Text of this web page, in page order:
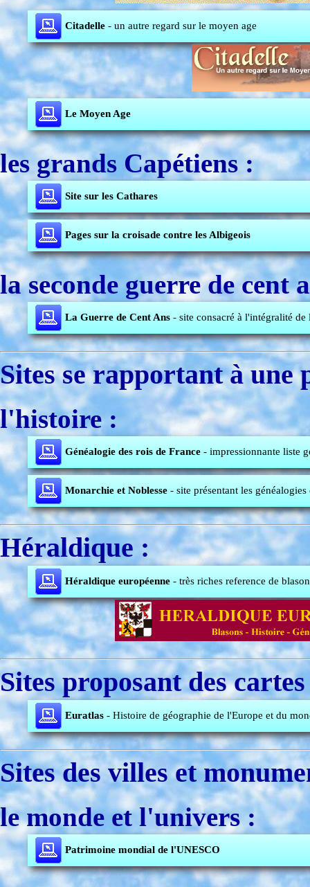
Citadelle - un autre regard sur le moyen age
Le Moyen Age
les grands Capétiens :
Site sur les Cathares
Pages sur la croisade contre les Albigeois
la seconde guerre de cent
La Guerre de Cent Ans - site consacré à l'intégralité de
Sites se rapportant à une
l'histoire :
Généalogie des rois de France - impressionnante liste
Monarchie et Noblesse - site présentant les
Héraldique :
Héraldique européenne - très riches reference de
Sites proposant des
Euratlas - Histoire de géographie de l'Europe et du
Sites des villes et
le monde et l'univers :
Patrimoine mondial de l'UNESCO